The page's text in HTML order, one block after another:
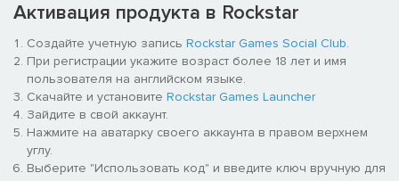
окружающее затенение, глобальное освещение, тени и
отражения; поддержка технологий AMD FSR, NVIDIA DLSS и
не только.*
Ускоренная загрузка
Почти мгновенный доступ к игровому миру Лос-Сантоса и
округа Блэйн, которые теперь загружаются как никогда
быстро благодаря использованию SSD-накопителей и
функции DirectStorage на всех поддерживаемых устройствах.
Активация продукта в Rockstar
Создайте учетную запись Rockstar Games Social Club.
При регистрации укажите возраст более 18 лет и имя
пользователя на английском языке.
Скачайте и установите Rockstar Games Launcher
Зайдите в свой аккаунт.
Нажмите на аватарку своего аккаунта в правом верхнем
углу.
Выберите "Использовать код" и введите ключ вручную для